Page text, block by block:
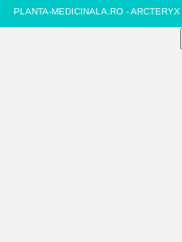
PLANTA-MEDICINALA.RO - ARCTERYX